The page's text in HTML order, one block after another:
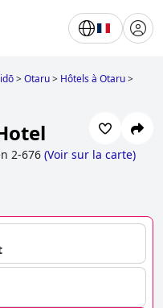
>Otaru> Hôtels à Otaru>
2-676 (Voir sur la carte)